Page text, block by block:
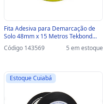
Fita Adesiva para Demarcação de
Solo 48mm x 15 Metros Tekbond
Amarelo Vendido Unitário -
78072708188 - 78072708188
Código 143569 5 em estoque
Estoque Cuiabá